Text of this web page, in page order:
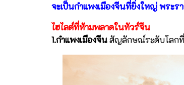
จะเป็นกำแพงเมืองจีนที่ยิ่งใหญ่ พระ
ไฮไลต์ที่ห้ามพลาดในทัวร์จีน
1.กำแพงเมืองจีนสัญลักษณ์ระดับโลกที่